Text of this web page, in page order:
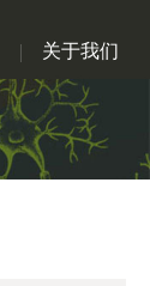
关于我们